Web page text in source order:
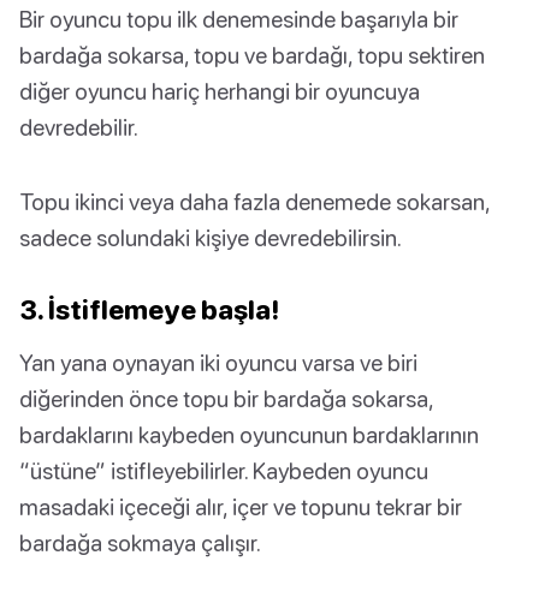
Bir oyuncu topu ilk denemesinde başarıyla bir
bardağa sokarsa, topu ve bardağı, topu sektiren
diğer oyuncu hariç herhangi bir oyuncuya
devredebilir.
Topu ikinci veya daha fazla denemede sokarsan,
sadece solundaki kişiye devredebilirsin.
3. İstiflemeye başla!
Yan yana oynayan iki oyuncu varsa ve biri
diğerinden önce topu bir bardağa sokarsa,
bardaklarını kaybeden oyuncunun bardaklarının
“üstüne” istifleyebilirler. Kaybeden oyuncu
masadaki içeceği alır, içer ve topunu tekrar bir
bardağa sokmaya çalışır.